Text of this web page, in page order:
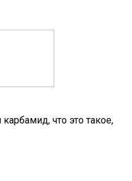
что это такое,